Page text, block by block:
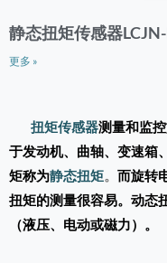
静态扭矩传感器
更多 »
扭矩传感器测量和监
于发动机、曲轴、变速箱
矩称为静态扭矩。 而旋转
扭矩的测量很容易。动态
（液压、电动或磁力）。